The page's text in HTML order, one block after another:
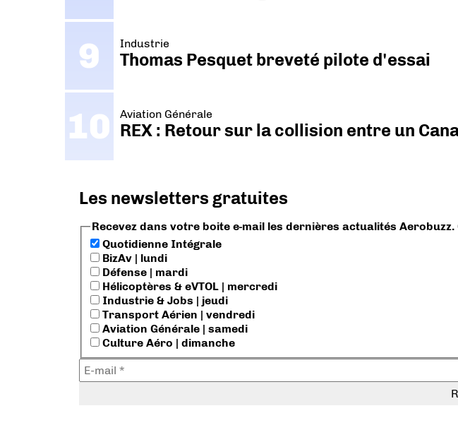
Industrie
Thomas Pesquet breveté pilote d'essai
Aviation Générale
REX : Retour sur la collision entre un
Les newsletters gratuites
Recevez dans votre boite e-mail les dernières actualités
Quotidienne Intégrale
BizAv | lundi
Défense | mardi
Hélicoptères & eVTOL | mercredi
Industrie & Jobs | jeudi
Transport Aérien | vendredi
Aviation Générale | samedi
Culture Aéro | dimanche